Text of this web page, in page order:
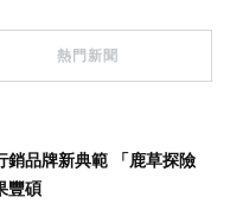
熱門新聞
銷品牌新典範 「鹿草探險
豐碩